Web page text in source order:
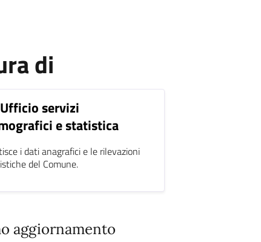
di
Ufficio servizi
e statistica
i dati anagrafici e le rilevazioni
del Comune.
aggiornamento